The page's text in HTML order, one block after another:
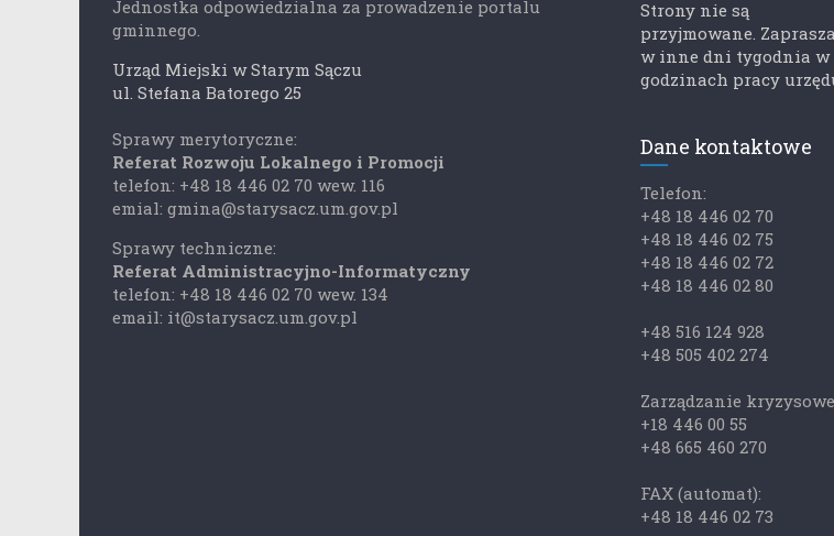
Jednostka odpowiedzialna za prowadzenie portalu
gminnego.
Urząd Miejski w Starym Sączu
ul. Stefana Batorego 25
Sprawy merytoryczne:
Referat Rozwoju Lokalnego i Promocji
telefon: +48 18 446 02 70 wew. 116
emial: gmina@starysacz.um.gov.pl
Sprawy techniczne:
Referat Administracyjno-Informatyczny
telefon: +48 18 446 02 70 wew. 134
email: it@starysacz.um.gov.pl
Strony nie są
przyjmowane.
w inne dni tygodnia w
godzinach pracy
Dane kontaktowe
Telefon:
+48 18 446 02 70
+48 18 446 02 75
+48 18 446 02 72
+48 18 446 02 80
+48 516 124 928
+48 505 402 274
Zarządzanie
+18 446 00 55
+48 665 460 270
FAX (automat):
+48 18 446 02 73